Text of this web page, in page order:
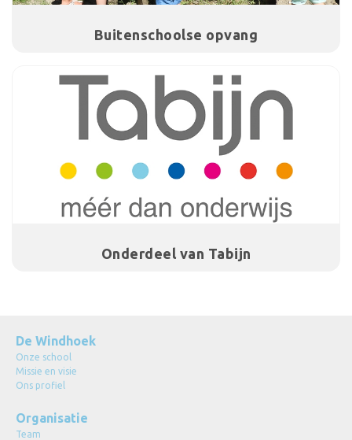
Buitenschoolse opvang
Onderdeel van Tabijn
De Windhoek
Onze school
Missie en visie
Ons profiel
Organisatie
Team